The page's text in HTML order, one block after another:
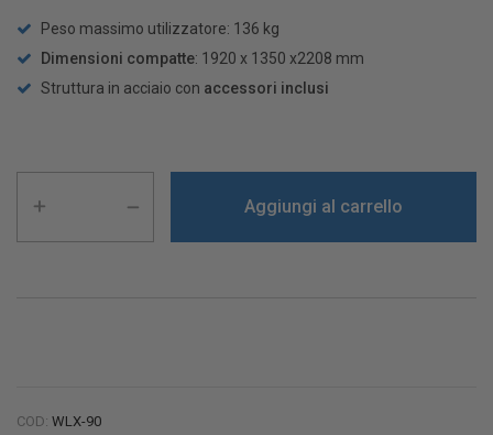
Peso massimo utilizzatore: 136 kg
Dimensioni compatte: 1920 x 1350 x2208 mm
Struttura in acciaio con accessori inclusi
Aggiungi al carrello
COD: WLX-90